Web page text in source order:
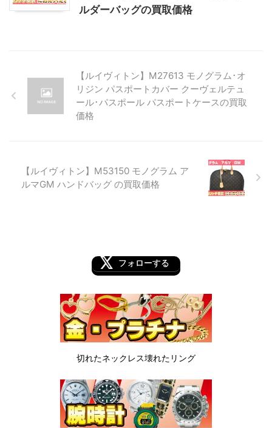
ルダーバッグの買取価格
【ルイヴィトン】M27613 モノグラム･オ
リジン パスポートカバー クーヴェルテュ
ール･パスポール パスポートケースの買取
価格
【ルイヴィトン】M53150 モノグラム ア
ルマGM ハンドバッグ の買取価格
フォローする
切れたネックレス壊れたリング